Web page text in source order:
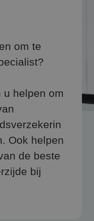
om te
u helpen om
Ook helpen
de beste
bij